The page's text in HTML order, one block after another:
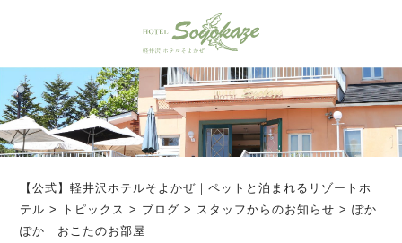
【公式】軽井沢ホテルそよかぜ｜ペットと泊まれるリゾートホ
テル > トピックス > ブログ > スタッフからのお知らせ >ぽか
ぽか おこたのお部屋